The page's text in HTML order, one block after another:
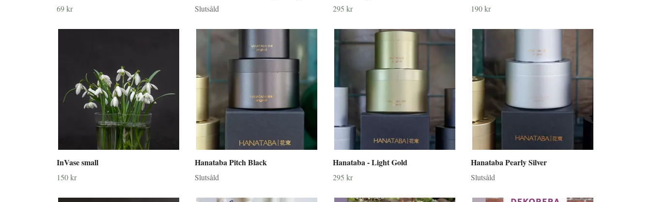
69 kr Slutsåld 295 kr 190 kr
InVase small
150 kr
Hanataba Pitch Black
Slutsåld
Hanataba - Light Gold
295 kr
Hanataba Pearly Silver
Slutsåld